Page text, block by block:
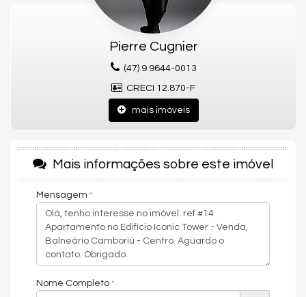
pretende oferecer uma experiência de moradia
completa e repleta deconforto e entretenimento
100x R$ 44.745,00
Entre em contato com nós da Central PR Consultor Executivo
para agendar uma visita, e conhecer esse lindo Apartamento!
Nós da Central de Negócios PR Consultor Executivo & Home
Design, trabalhamos com foco sempre nos melhores imóveis de
oportunidades de investimentos para que você possa ter um
Pierre Cugnier
(47) 9.9644-0013
CRECI 12.870-F
mais imóveis
Mais informações sobre este imóvel
Mensagem
Nome Completo